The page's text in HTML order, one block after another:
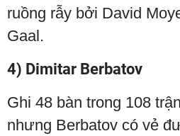
ruồng rẫy bởi David
Gaal.
4) Dimitar Berbatov
Ghi 48 bàn trong 108
nhưng Berbatov có vẻ